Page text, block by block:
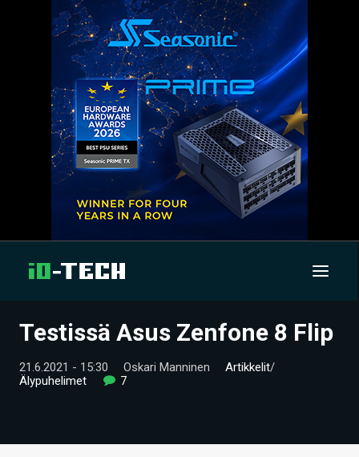
UUTISET
ARTIKKELIT
TECHBBS
Testissä Asus Zenfone 8 Flip
21.6.2021 - 15:30 Oskari Manninen Artikkelit/
Älypuhelimet
7